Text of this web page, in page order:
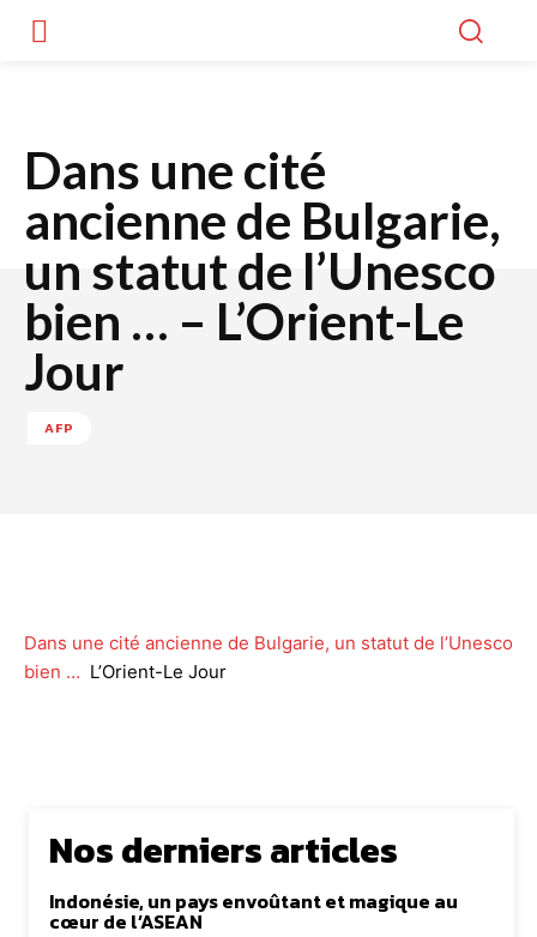
Dans une cité
ancienne de Bulgarie,
un statut de l’Unesco
bien … – L’Orient-Le
Jour
AFP
Dans une cité ancienne de Bulgarie, un statut de l’Unesco
bien … L’Orient-Le Jour
Nos derniers articles
Indonésie, un pays envoûtant et magique au
cœur de l’ASEAN